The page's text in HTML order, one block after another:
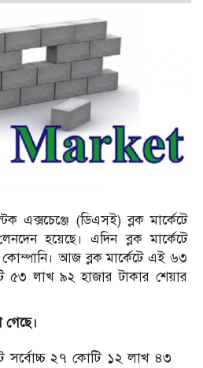
এক্সচেঞ্জে (ডিএসই) ব্লক মার্কেটে
হয়েছে। এদিন ব্লক মার্কেটে
আজ ব্লক মার্কেটে এই ৬৩
৫৩ লাখ ৯২ হাজার টাকার শেয়ার
সর্বোচ্চ ২৭ কোটি ১২ লাখ ৪৩